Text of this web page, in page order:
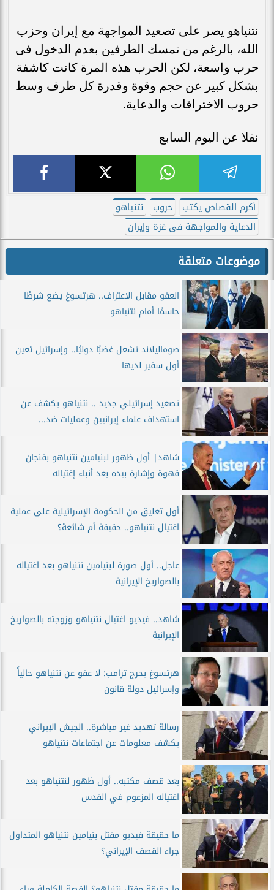
نتنياهو يصر على تصعيد المواجهة مع إيران وحزب
الله، بالرغم من تمسك الطرفين بعدم الدخول فى
حرب واسعة، لكن الحرب هذه المرة كانت كاشفة
بشكل كبير عن حجم وقوة وقدرة كل طرف وسط
حروب الاختراقات والدعاية.
نقلا عن اليوم السابع
أكرم القصاص يكتب حروب
نتنياهو
الدعاية والمواجهة فى غزة وإيران
موضوعات متعلقة
العفو مقابل الاعتراف.. هرتسوغ يضع شرطًا
حاسمًا أمام نتنياهو
صوماليلاند تشعل غضبًا دوليًا.. وإسرائيل تعين
أول سفير لديها
تصعيد إسرائيلي جديد .. نتنياهو يكشف عن
استهداف علماء إيرانيين وعمليات ضد...
شاهد| أول ظهور لبنيامين نتنياهو بفنجان
قهوة وإشارة بيده بعد أنباء إغتياله
أول تعليق من الحكومة الإسرائيلية على عملية
اغتيال نتنياهو.. حقيقة أم شائعة؟
عاجل.. أول صورة لبنيامين نتنياهو بعد اغتياله
بالصواريخ الإيرانية
شاهد.. فيديو اغتيال نتنياهو وزوجته بالصواريخ
الإيرانية
هرتسوغ يحرج ترامب: لا عفو عن نتنياهو حالياً
وإسرائيل دولة قانون
رسالة تهديد غير مباشرة.. الجيش الإيراني
يكشف معلومات عن اجتماعات نتنياهو
بعد قصف مكتبه.. أول ظهور لنتنياهو بعد
اغتياله المزعوم في القدس
ما حقيقة فيديو مقتل بنيامين نتنياهو المتداول
جراء القصف الإيراني؟